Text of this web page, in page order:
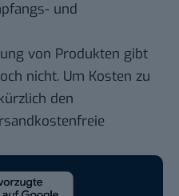
und
von Produkten gibt
nicht. Um Kosten zu
den